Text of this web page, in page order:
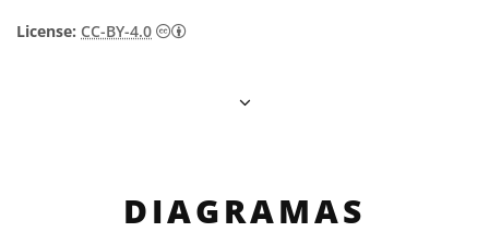
License: CC-BY-4.0 Creative Commons Attribution 4.0
DIAGRAMAS